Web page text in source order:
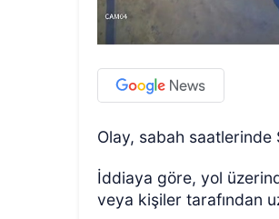
Olay, sabah saatlerinde
İddiaya göre, yol
veya kişiler tarafından